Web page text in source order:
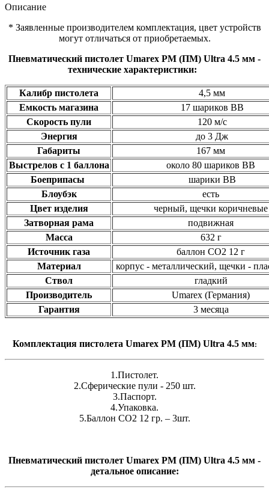
Описание
* Заявленные производителем комплектация, цвет устройств
могут отличаться от приобретаемых.
Пневматический пистолет Umarex PM (ПМ) Ultra 4.5 мм -
технические характеристики:
Калибр пистолета
4,5 мм
Емкость магазина
17 шариков ВВ
Скорость пули
120 м/с
Энергия
до 3 Дж
Габариты
167 мм
Выстрелов с 1 баллона
около 80 шариков ВВ
Боеприпасы
шарики ВВ
Блоубэк
есть
Цвет изделия
черный, щечки коричневые
Затворная рама
подвижная
Масса
632 г
Источник газа
баллон СО2 12 г
Материал
корпус - металлический, щечки -
Ствол
гладкий
Производитель
Umarex (Германия)
Гарантия
3 месяца
Комплектация пистолета Umarex PM (ПМ) Ultra 4.5 мм:
1.Пистолет.
2.Сферические пули - 250 шт.
3.Паспорт.
4.Упаковка.
5.Баллон СО2 12 гр. – 3шт.
Пневматический пистолет Umarex PM (ПМ) Ultra 4.5 мм -
детальное описание: